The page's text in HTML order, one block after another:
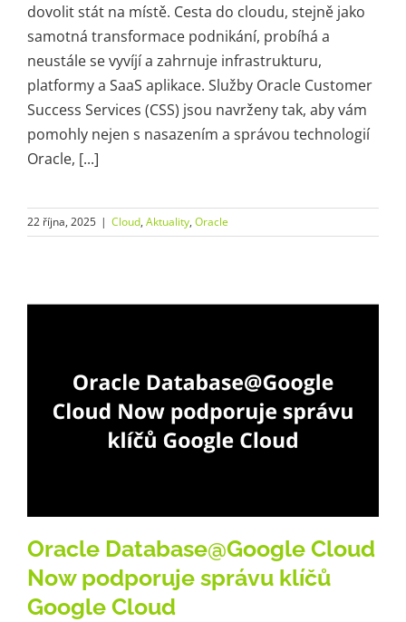
dovolit stát na místě. Cesta do cloudu, stejně jako
samotná transformace podnikání, probíhá a
neustále se vyvíjí a zahrnuje infrastrukturu,
platformy a SaaS aplikace. Služby Oracle Customer
Success Services (CSS) jsou navrženy tak, aby vám
pomohly nejen s nasazením a správou technologií
Oracle, [...]
22 října, 2025 | Cloud, Aktuality, Oracle
Oracle Database@Google Cloud
Now podporuje správu klíčů
Google Cloud